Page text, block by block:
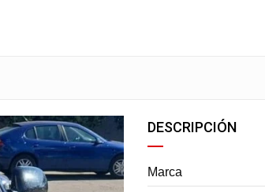
DESCRIPCIÓN
Marca